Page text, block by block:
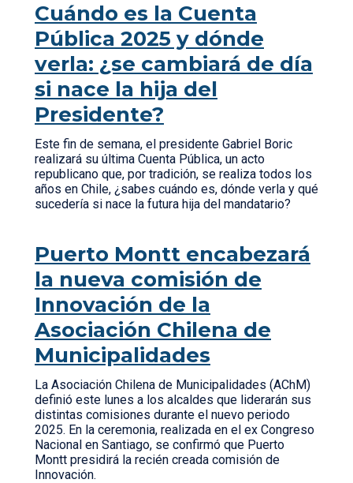
Cuándo es la Cuenta
Pública 2025 y dónde
verla: ¿se cambiará de día
si nace la hija del
Presidente?
Este fin de semana, el presidente Gabriel Boric
realizará su última Cuenta Pública, un acto
republicano que, por tradición, se realiza todos los
años en Chile, ¿sabes cuándo es, dónde verla y qué
sucedería si nace la futura hija del mandatario?
Puerto Montt encabezará
la nueva comisión de
Innovación de la
Asociación Chilena de
Municipalidades
La Asociación Chilena de Municipalidades (AChM)
definió este lunes a los alcaldes que liderarán sus
distintas comisiones durante el nuevo periodo
2025. En la ceremonia, realizada en el ex Congreso
Nacional en Santiago, se confirmó que Puerto
Montt presidirá la recién creada comisión de
Innovación.